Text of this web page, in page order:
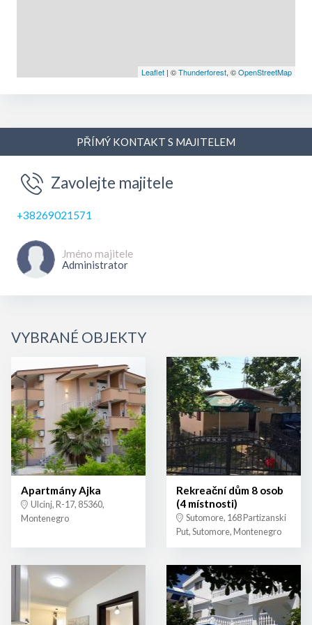
Leaflet | ©Thunderforest, ©OpenStreetMap
PŘÍMÝ KONTAKT S MAJITELEM
Zavolejte majitele
+38269021571
Jméno majitele
Administrator
VYBRANÉ OBJEKTY
Apartmány Ajka
Ulcinj, R-17, 85360,
Montenegro
Rekreační dům 8 osob
(4 místnosti)
Sutomore, 168 Partizanski
Put, Sutomore, Montenegro